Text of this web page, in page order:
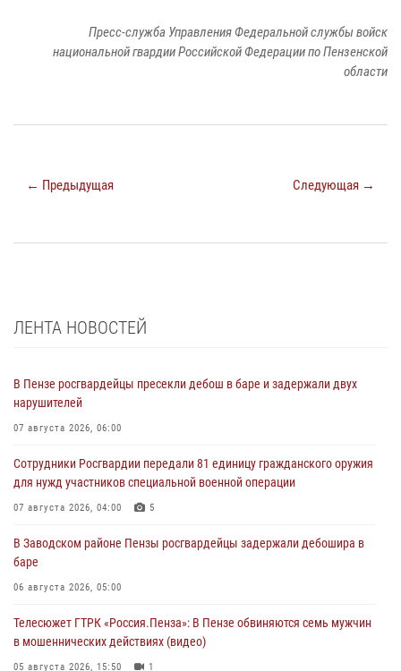
Пресс-служба Управления Федеральной службы войск
национальной гвардии Российской Федерации по Пензенской
области
← Предыдущая Следующая →
ЛЕНТА НОВОСТЕЙ
В Пензе росгвардейцы пресекли дебош в баре и задержали двух
нарушителей
07 августа 2026, 06:00
Сотрудники Росгвардии передали 81 единицу гражданского оружия
для нужд участников специальной военной операции
07 августа 2026, 04:00 5
В Заводском районе Пензы росгвардейцы задержали дебошира в
баре
06 августа 2026, 05:00
Телесюжет ГТРК «Россия.Пенза»: В Пензе обвиняются семь мужчин
в мошеннических действиях (видео)
05 августа 2026, 15:50 1